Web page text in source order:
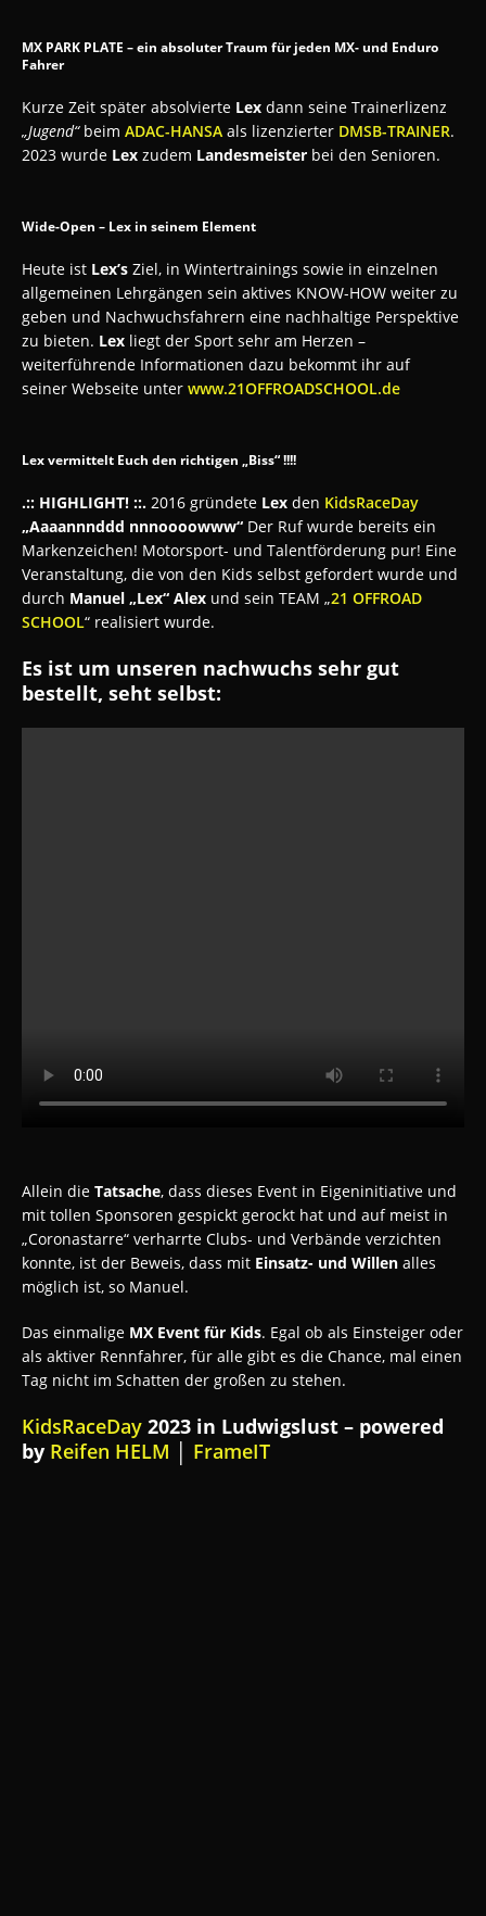
MX PARK PLATE – ein absoluter Traum für jeden MX- und Enduro
Fahrer
Kurze Zeit später absolvierte Lex dann seine Trainerlizenz
„Jugend“beim ADAC-HANSA als lizenzierter DMSB-TRAINER.
2023 wurde Lex zudem Landesmeister bei den Senioren.
Wide-Open – Lex in seinem Element
Heute ist Lex’s Ziel, in Wintertrainings sowie in einzelnen
allgemeinen Lehrgängen sein aktives KNOW-HOW weiter zu
geben und Nachwuchsfahrern eine nachhaltige Perspektive
zu bieten. Lex liegt der Sport sehr am Herzen –
weiterführende Informationen dazu bekommt ihr auf
seiner Webseite unter www.21OFFROADSCHOOL.de
Lex vermittelt Euch den richtigen „Biss“ !!!!
.:: HIGHLIGHT! ::. 2016 gründete Lex den KidsRaceDay
„Aaaannnddd nnnoooowww“ Der Ruf wurde bereits ein
Markenzeichen! Motorsport- und Talentförderung pur! Eine
Veranstaltung, die von den Kids selbst gefordert wurde und
durch Manuel „Lex“ Alex und sein TEAM „21 OFFROAD
SCHOOL“ realisiert wurde.
Es ist um unseren nachwuchs sehr gut
bestellt, seht selbst:
Allein die Tatsache, dass dieses Event in Eigeninitiative und
mit tollen Sponsoren gespickt gerockt hat und auf meist in
„Coronastarre“ verharrte Clubs- und Verbände verzichten
konnte, ist der Beweis, dass mit Einsatz- und Willen alles
möglich ist, so Manuel.
Das einmalige MX Event für Kids. Egal ob als Einsteiger oder
als aktiver Rennfahrer, für alle gibt es die Chance, mal einen
Tag nicht im Schatten der großen zu stehen.
KidsRaceDay 2023 in Ludwigslust – powered
by Reifen HELM FrameIT